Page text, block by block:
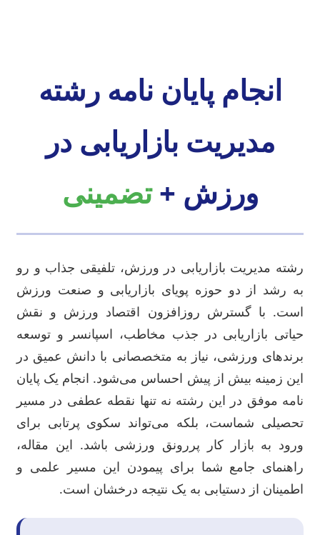
انجام پایان نامه رشته
مدیریت بازاریابی در
ورزش +تضمینی
رشته مدیریت بازاریابی در ورزش، تلفیقی جذاب و رو
به رشد از دو حوزه پویای بازاریابی و صنعت ورزش
است. با گسترش روزافزون اقتصاد ورزش و نقش
حیاتی بازاریابی در جذب مخاطب، اسپانسر و توسعه
برندهای ورزشی، نیاز به متخصصانی با دانش عمیق در
این زمینه بیش از پیش احساس می‌شود. انجام یک پایان
نامه موفق در این رشته نه تنها نقطه عطفی در مسیر
تحصیلی شماست، بلکه می‌تواند سکوی پرتابی برای
ورود به بازار کار پررونق ورزشی باشد. این مقاله،
راهنمای جامع شما برای پیمودن این مسیر علمی و
اطمینان از دستیابی به یک نتیجه درخشان است.